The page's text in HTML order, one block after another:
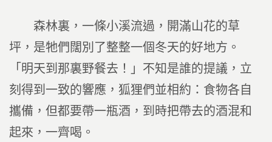
森林裏，一條小溪流過，開滿山花的草
坪，是牠們闊別了整整一個冬天的好地方。
「明天到那裏野餐去！」不知是誰的提議，立
刻得到一致的響應，狐狸們並相約：食物各自
攜備，但都要帶一瓶酒，到時把帶去的酒混和
起來，一齊喝。